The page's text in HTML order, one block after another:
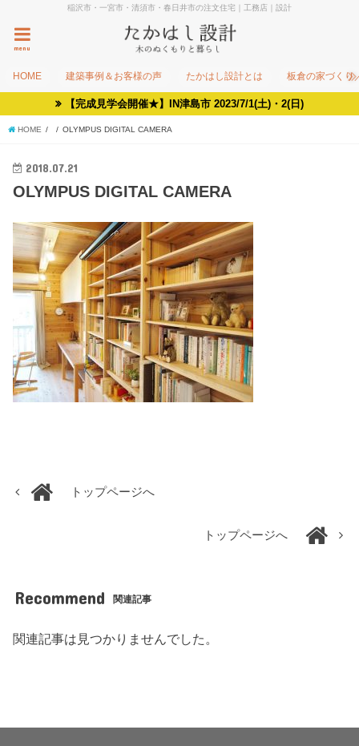
稲沢市・一宮市・清須市・春日井市の注文住宅｜工務店｜設計
menu
HOME 建築事例＆お客様の声 たかはし設計とは 板倉の家づくり
【完成見学会開催★】IN津島市 2023/7/1(土)・2(日)
HOME OLYMPUS DIGITAL CAMERA
2018.07.21
OLYMPUS DIGITAL CAMERA
トップページへ
トップページへ
Recommend 関連記事
関連記事は見つかりませんでした。